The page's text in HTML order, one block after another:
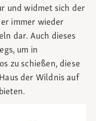
und widmet sich der
immer wieder
dar. Auch dieses
um in
zu schießen, diese
der Wildnis auf